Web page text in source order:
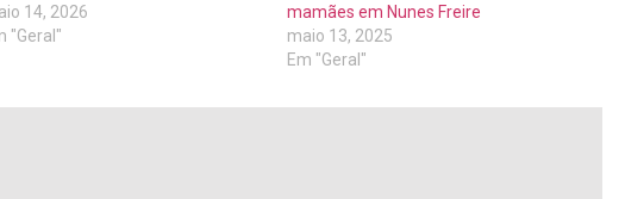
14, 2026
"Geral"
mamães em Nunes Freire
maio 13, 2025
Em "Geral"